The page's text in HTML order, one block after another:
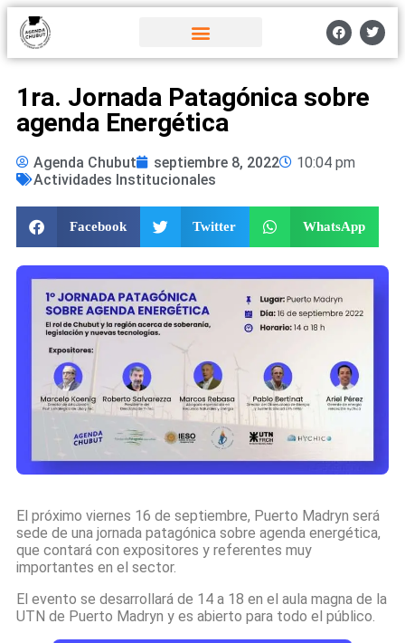
1ra. Jornada Patagónica sobre
agenda Energética
Agenda Chubut septiembre 8, 2022
10:04 pm
Actividades Institucionales
Facebook Twitter WhatsApp
El próximo viernes 16 de septiembre, Puerto Madryn será
sede de una jornada patagónica sobre agenda energética,
que contará con expositores y referentes muy
importantes en el sector.
El evento se desarrollará de 14 a 18 en el aula magna de la
UTN de Puerto Madryn y es abierto para todo el público.